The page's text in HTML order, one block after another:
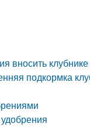
вносить
подкормка